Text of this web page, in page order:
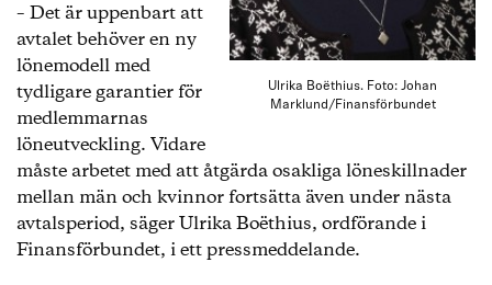
Ulrika Boëthius. Foto: Johan
Marklund/Finansförbundet
– Det är uppenbart att
avtalet behöver en ny
lönemodell med
tydligare garantier för
medlemmarnas
löneutveckling. Vidare
måste arbetet med att åtgärda osakliga löneskillnader
mellan män och kvinnor fortsätta även under nästa
avtalsperiod, säger Ulrika Boëthius, ordförande i
Finansförbundet, i ett pressmeddelande.